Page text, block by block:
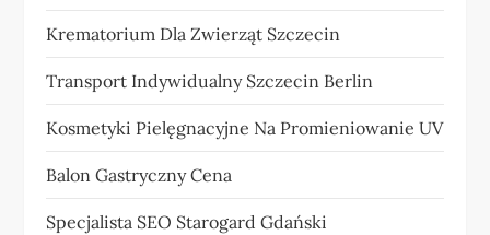
Krematorium Dla Zwierząt Szczecin
Transport Indywidualny Szczecin Berlin
Kosmetyki Pielęgnacyjne Na Promieniowanie UV
Balon Gastryczny Cena
Specjalista SEO Starogard Gdański